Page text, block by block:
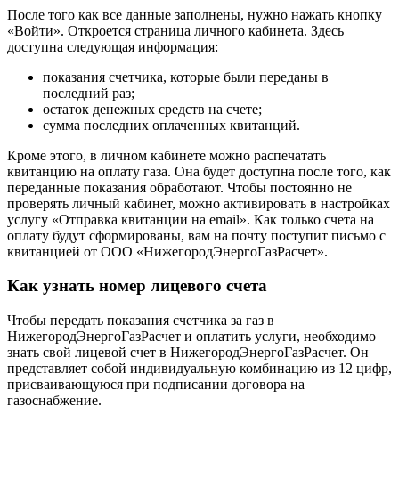
После того как все данные заполнены, нужно нажать кнопку
«Войти». Откроется страница личного кабинета. Здесь
доступна следующая информация:
показания счетчика, которые были переданы в
последний раз;
остаток денежных средств на счете;
сумма последних оплаченных квитанций.
Кроме этого, в личном кабинете можно распечатать
квитанцию на оплату газа. Она будет доступна после того, как
переданные показания обработают. Чтобы постоянно не
проверять личный кабинет, можно активировать в настройках
услугу «Отправка квитанции на email». Как только счета на
оплату будут сформированы, вам на почту поступит письмо с
квитанцией от ООО «НижегородЭнергоГазРасчет».
Как узнать номер лицевого счета
Чтобы передать показания счетчика за газ в
НижегородЭнергоГазРасчет и оплатить услуги, необходимо
знать свой лицевой счет в НижегородЭнергоГазРасчет. Он
представляет собой индивидуальную комбинацию из 12 цифр,
присваивающуюся при подписании договора на
газоснабжение.